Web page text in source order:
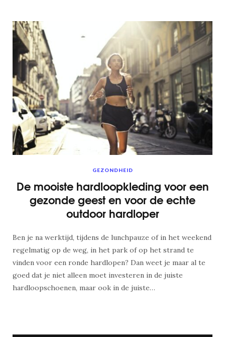
GEZONDHEID
De mooiste hardloopkleding voor een
gezonde geest en voor de echte
outdoor hardloper
Ben je na werktijd, tijdens de lunchpauze of in het weekend
regelmatig op de weg, in het park of op het strand te
vinden voor een ronde hardlopen? Dan weet je maar al te
goed dat je niet alleen moet investeren in de juiste
hardloopschoenen, maar ook in de juiste…